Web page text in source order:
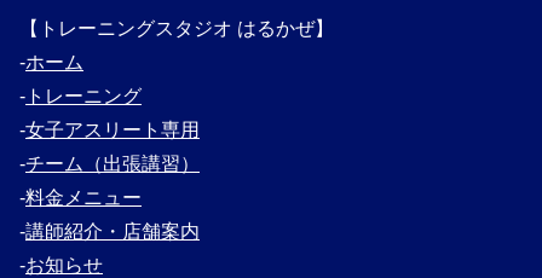
【トレーニングスタジオ はるかぜ】
‐ホーム
‐ トレーニング
‐女子アスリート専用
‐チーム（出張講習）
‐料金メニュー
‐講師紹介・ 店舗案内
‐お知らせ